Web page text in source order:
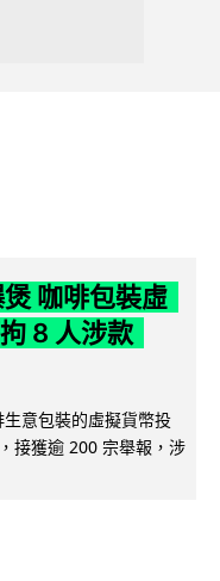
咖啡包裝虛
8 人涉款
意包裝的虛擬貨幣投
接獲逾 200 宗舉報，涉